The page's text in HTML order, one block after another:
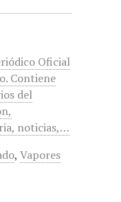
Oficial
Contiene
del
noticias,…
,Vapores